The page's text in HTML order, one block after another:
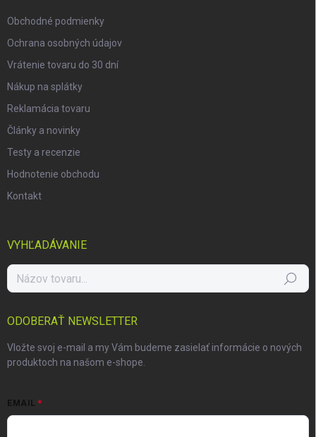
Obchodné podmienky
Ochrana osobných údajov
Vrátenie tovaru do 30 dní
Nákup na splátky
Reklamácia tovaru
Články a novinky
Testy a recenzie
Hodnotenie obchodu
Kontakt
VYHĽADÁVANIE
Hľadať
ODOBERAŤ NEWSLETTER
Vložte svoj e-mail a my Vám budeme zasielať informácie o nových
produktoch na našom e-shope.
EMAIL